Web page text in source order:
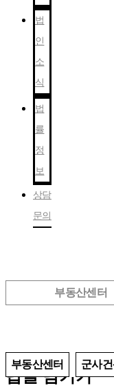
법
인
소
식
법
률
정
보
상담
문의
부동산센터
부동산센터 군사건
답글 남기기